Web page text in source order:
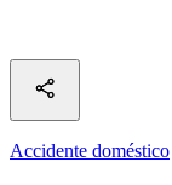
Accidente doméstico